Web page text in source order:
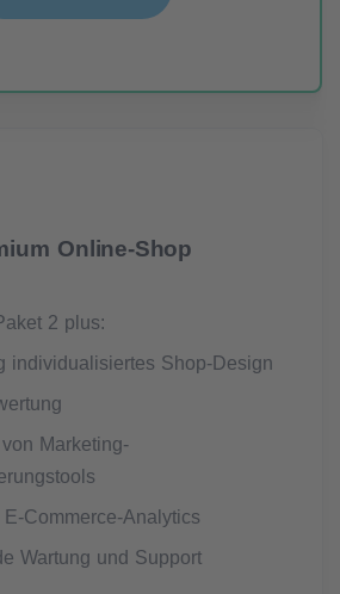
Online-Shop
2 plus:
individualisiertes Shop-Design
von Marketing-
E-Commerce-Analytics
Wartung und Support